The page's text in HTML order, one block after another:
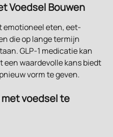
Voedsel Bouwen
emotioneel eten, eet-
die op lange termijn
GLP-1 medicatie kan
waardevolle kans biedt
vorm te geven.
voedsel te